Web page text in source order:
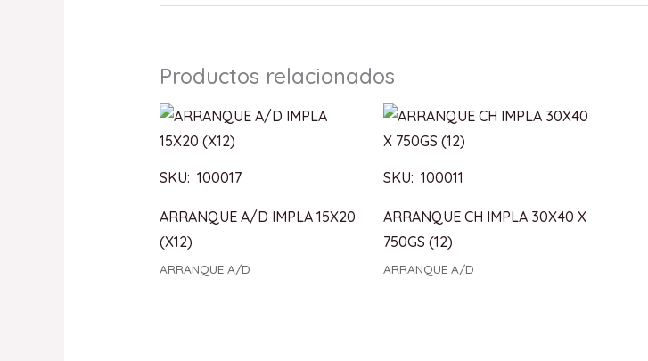
Productos relacionados
SKU: 100017
ARRANQUE A/D IMPLA 15X20
(X12)
ARRANQUE A/D
SKU: 100011
ARRANQUE CH IMPLA 30X40 X
750GS (12)
ARRANQUE A/D